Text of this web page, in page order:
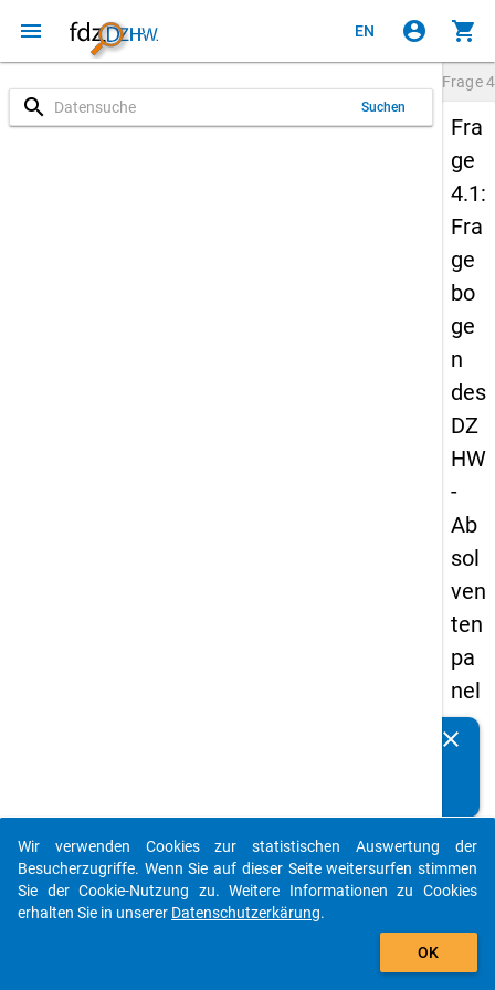
menu EN account_circle shopping_cart
search Suchen
Frage
Fra
ge
4.1:
Fra
ge
bo
ge
n
des
DZ
HW
-
Ab
sol
ven
ten
pa
nel
s
-
ers
te
clear
auto_stories
add_shopping_cart
Wir verwenden Cookies zur statistischen Auswertung der
Besucherzugriffe. Wenn Sie auf dieser Seite weitersurfen stimmen
Sie der Cookie-Nutzung zu. Weitere Informationen zu Cookies
erhalten Sie in unserer Datenschutzerkärung.
OK